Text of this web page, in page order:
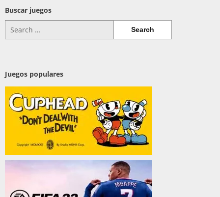
Buscar juegos
for:
Juegos populares